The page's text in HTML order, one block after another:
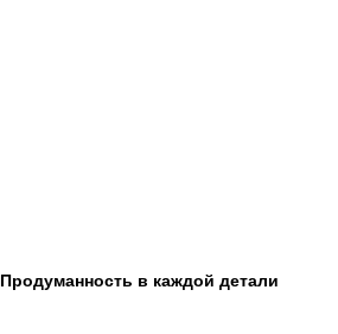
Продуманность в каждой детали